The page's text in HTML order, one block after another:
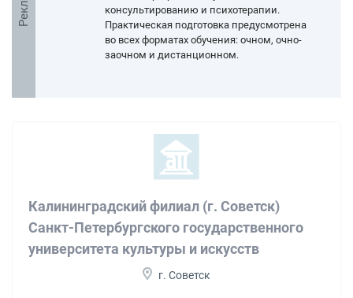
консультированию и психотерапии.
Практическая подготовка предусмотрена
во всех форматах обучения: очном, очно-
заочном и дистанционном.
Калининградский филиал (г. Советск)
Санкт-Петербургского государственного
университета культуры и искусств
г. Советск